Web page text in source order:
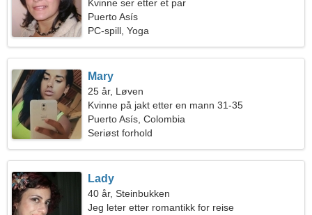
Kvinne ser etter et par
Puerto Asís
PC-spill, Yoga
Mary
25 år, Løven
Kvinne på jakt etter en mann 31-35
Puerto Asís, Colombia
Seriøst forhold
Lady
40 år, Steinbukken
Jeg leter etter romantikk for reise